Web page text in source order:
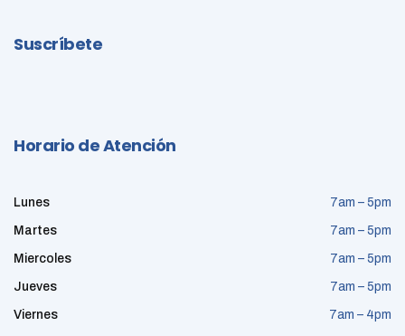
Suscríbete
Horario de Atención
Lunes 7am – 5pm
Martes 7am – 5pm
Miercoles 7am – 5pm
Jueves 7am – 5pm
Viernes 7am – 4pm